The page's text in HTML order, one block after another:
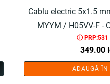
Cablu electric 5x1.5
MYYM / H05VV-F -
ⓘ PRP:531
349.00
ADAUGĂ ÎN